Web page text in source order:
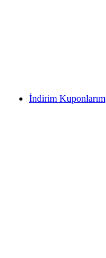
İndirim Kuponlarım